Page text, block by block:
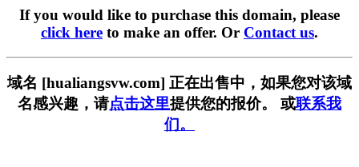
If you would like to purchase this domain, please
click here to make an offer. Or Contact us.
域名 [hualiangsvw.com] 正在出售中，如果您对该域
名感兴趣，请点击这里提供您的报价。 或联系我
们。